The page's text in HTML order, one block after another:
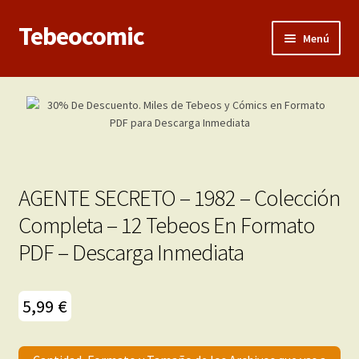
Ir
Ir
al
Tebeocomic Menú
Inicio
Adultos
Porno 3D
Inéditas
el
AGENTE SECRETO – 1982 – Colección
Completa – 12 Tebeos En Formato
PDF – Descarga Inmediata
5,99 €